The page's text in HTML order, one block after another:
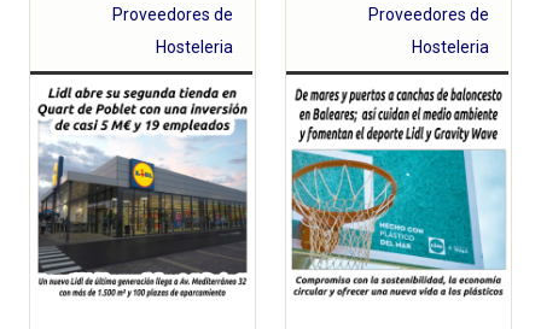
Proveedores de
Hosteleria
Proveedores de
Hosteleria